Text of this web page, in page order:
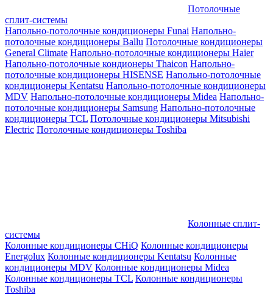
Потолочные
сплит-системы
Напольно-потолочные кондиционеры Funai Напольно-
потолочные кондиционеры Ballu Потолочные кондиционеры
General Climate Напольно-потолочные кондиционеры Haier
Напольно-потолочные кондионеры Thaicon Напольно-
потолочные кондиционеры HISENSE Напольно-потолочные
кондиционеры Kentatsu Напольно-потолочные кондиционеры
MDV Напольно-потолочные кондиционеры Midea Напольно-
потолочные кондиционеры Samsung Напольно-потолочные
кондиционеры TCL Потолочные кондиционеры Mitsubishi
Electric Потолочные кондиционеры Toshiba
Колонные сплит-
системы
Колонные кондиционеры CHiQ Колонные кондиционеры
Energolux Колонные кондиционеры Kentatsu Колонные
кондиционеры MDV Колонные кондиционеры Midea
Колонные кондиционеры TCL Колонные кондиционеры
Toshiba